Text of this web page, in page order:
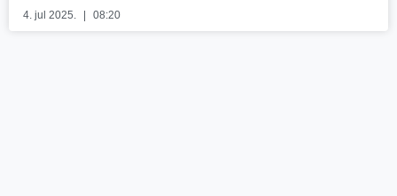
4. jul 2025. 08:20